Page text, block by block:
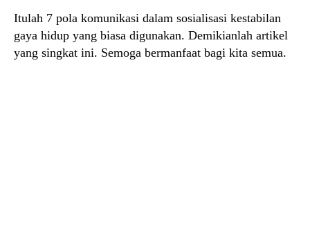
Itulah 7 pola komunikasi dalam sosialisasi kestabilan
gaya hidup yang biasa digunakan. Demikianlah artikel
yang singkat ini. Semoga bermanfaat bagi kita semua.